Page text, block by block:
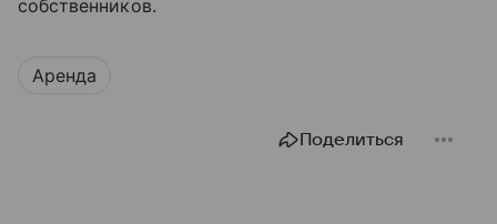
собственников.
Аренда
Поделиться